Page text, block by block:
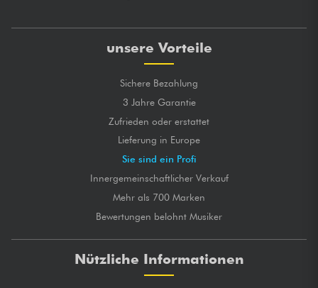
unsere Vorteile
Sichere Bezahlung
3 Jahre Garantie
Zufrieden oder erstattet
Lieferung in Europe
Sie sind ein Profi
Innergemeinschaftlicher Verkauf
Mehr als 700 Marken
Bewertungen belohnt Musiker
Nützliche Informationen